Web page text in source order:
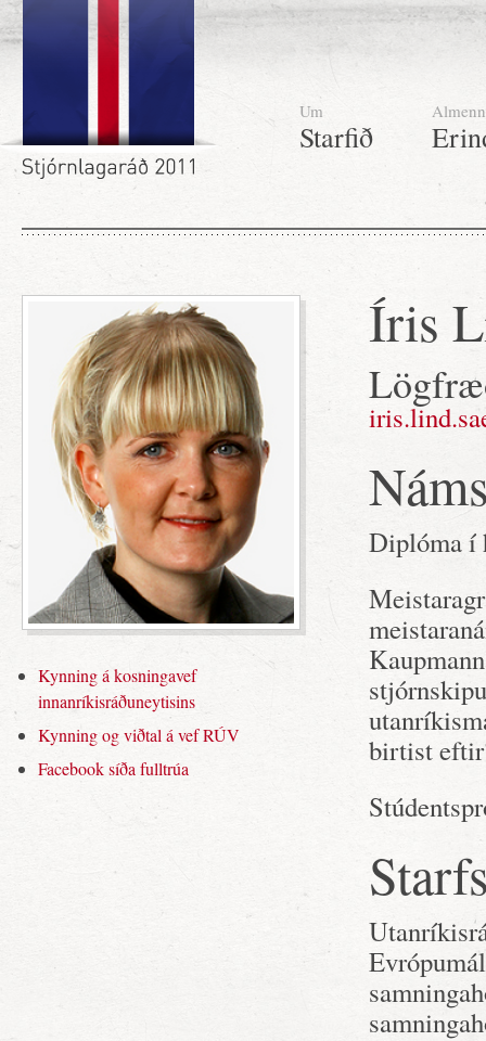
Um
Starfið
Almenn
Kynning á kosningavef
innanríkisráðuneytisins
Kynning og viðtal á vef RÚV
Facebook síða fulltrúa
Íris
Diplóma í
birtist